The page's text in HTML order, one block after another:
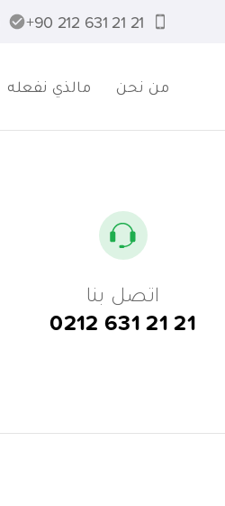
21 21 631 212 90+
من نحن مالذي نفعله
اتصل بنا
0212 631 21 21